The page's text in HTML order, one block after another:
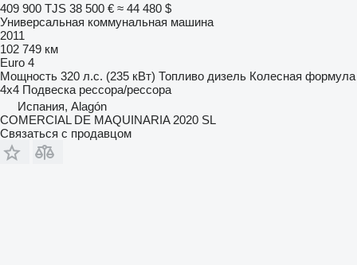
409 900 TJS 38 500 € ≈ 44 480 $
Универсальная коммунальная машина
2011
102 749 км
Euro 4
Мощность 320 л.с. (235 кВт) Топливо дизель Колесная формула
4x4 Подвеска рессора/рессора
Испания, Alagón
COMERCIAL DE MAQUINARIA 2020 SL
Связаться с продавцом